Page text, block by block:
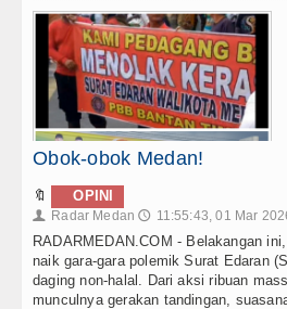
Obok-obok Medan!
🔖 OPINI
👤 Radar Medan 🕔 11:55:43, 01 Mar
RADARMEDAN.COM - Belakangan
naik gara-gara polemik Surat Edaran
daging non-halal. Dari aksi ribuan
munculnya gerakan tandingan,